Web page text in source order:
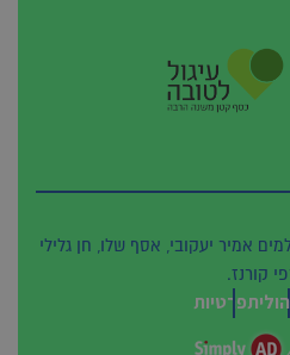
אמיר יעקובי, אסף שלו, חן גלילי
קורנז.
פרטיות